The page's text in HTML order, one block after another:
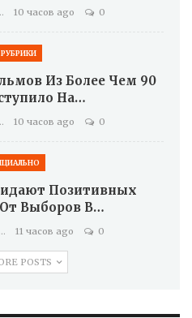
10 часов ago 0
РУБРИКИ
Из Более Чем 90
На…
10 часов ago 0
Позитивных
Выборов В…
Шолпан Сабанова 11 часов ago 0
POSTS